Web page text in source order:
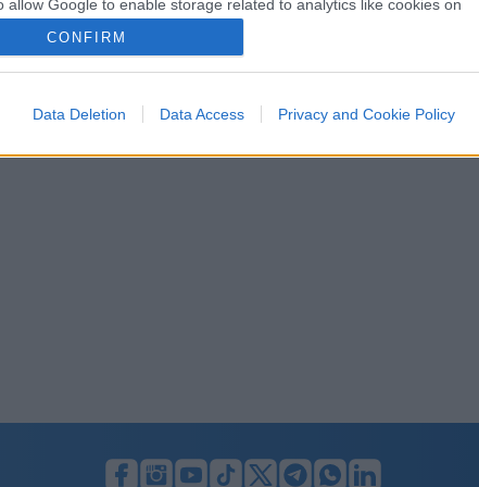
allow Google to enable storage related to analytics like cookies on
allow Google to enable storage related to functionality of the website
CONFIRM
Data Deletion Data Access Privacy and Cookie Policy